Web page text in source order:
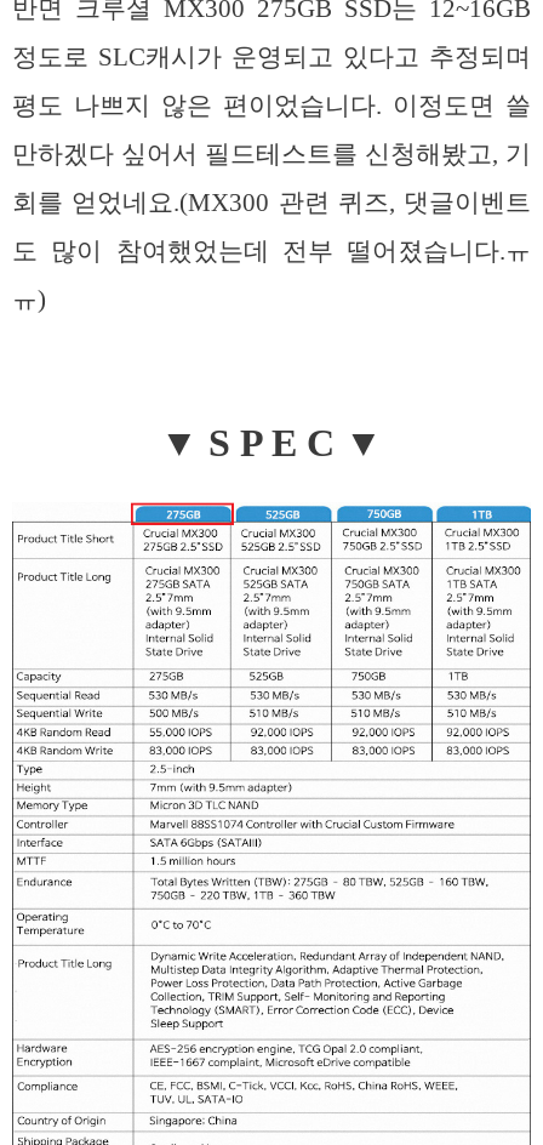
반면 크루셜 MX300 275GB SSD는 12~16GB
정도로 SLC캐시가 운영되고 있다고 추정되며
평도 나쁘지 않은 편이었습니다. 이정도면 쓸
만하겠다 싶어서 필드테스트를 신청해봤고, 기
회를 얻었네요.(MX300 관련 퀴즈, 댓글이벤트
도 많이 참여했었는데 전부 떨어졌습니다.ㅠ
ㅠ)
▼ S P E C ▼